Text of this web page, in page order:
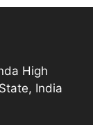
High
India